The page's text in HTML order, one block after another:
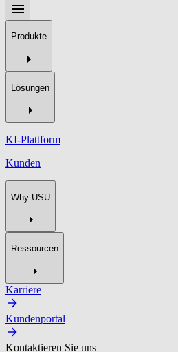
Produkte
Lösungen
KI-Plattform
Kunden
Why USU
Ressourcen
Karriere
Kundenportal
Kontaktieren Sie uns